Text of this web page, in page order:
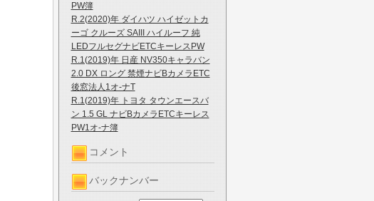
PW簿
R.2(2020)年 ダイハツ ハイゼットカ
ーゴ クルーズ SAIII ハイルーフ 純
LEDフルセグナビETCキーレスPW
R.1(2019)年 日産 NV350キャラバン
2.0 DX ロング 禁煙ナビBカメラETC
後窓法人1オ-ナT
R.1(2019)年 トヨタ タウンエースバ
ン 1.5 GL ナビBカメラETCキーレス
PW1オ-ナ簿
コメント
バックナンバー